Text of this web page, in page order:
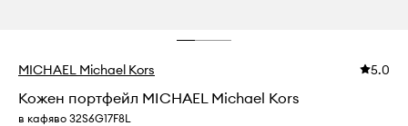
MICHAEL Michael Kors 5.0
Кожен портфейл MICHAEL Michael Kors
в кафяво 32S6G17F8L